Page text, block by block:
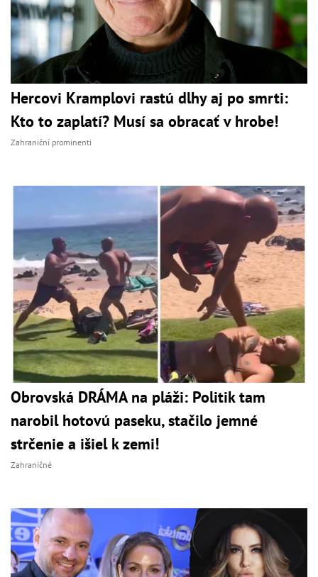
Hercovi Kramplovi rastú dlhy aj po smrti:
Kto to zaplatí? Musí sa obracať v hrobe!
Zahraniční prominenti
Obrovská DRÁMA na pláži: Politik tam
narobil hotovú paseku, stačilo jemné
strčenie a išiel k zemi!
Zahraničné